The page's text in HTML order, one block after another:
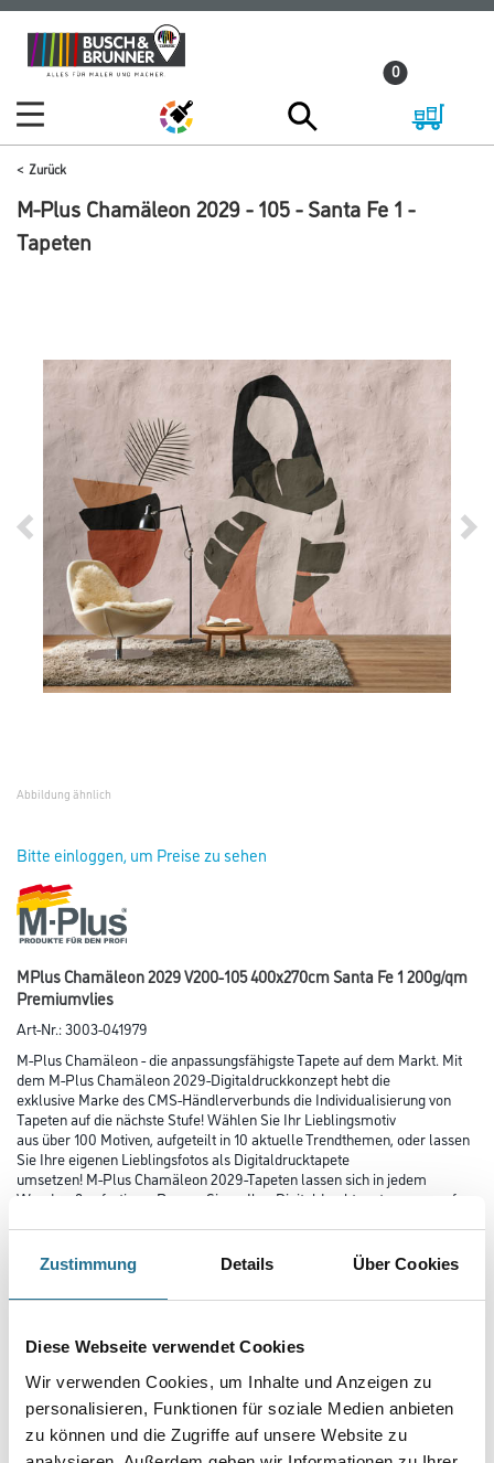
Zustimmung Details Über Cookies
Diese Webseite verwendet Cookies
Wir verwenden Cookies, um Inhalte und Anzeigen zu
personalisieren, Funktionen für soziale Medien anbieten
zu können und die Zugriffe auf unsere Website zu
Zum
Inhalt
Zum
Navigationsmenü
0
Zurück
M-Plus Chamäleon 2029 - 105 - Santa Fe 1 -
Tapeten
Abbildung ähnlich
Bitte einloggen, um Preise zu sehen
MPlus Chamäleon 2029 V200-105 400x270cm Santa Fe 1 200g/qm
Premiumvlies
Art-Nr.:3003-041979
M-Plus Chamäleon - die anpassungsfähigste Tapete auf dem Markt. Mit
dem M-Plus Chamäleon 2029-Digitaldruckkonzept hebt die
exklusive Marke des CMS-Händlerverbunds die Individualisierung von
Tapeten auf die nächste Stufe! Wählen Sie Ihr Lieblingsmotiv
aus über 100 Motiven, aufgeteilt in 10 aktuelle Trendthemen, oder lassen
Sie Ihre eigenen Lieblingsfotos als Digitaldrucktapete
umsetzen! M-Plus Chamäleon 2029-Tapeten lassen sich in jedem
Wandmaß anfertigen. Passen Sie so Ihre Digitaldrucktapete genau auf
Farbtonbezeichnung
Länge in centimeter
Breite in centimeter